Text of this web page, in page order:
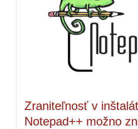
Zraniteľnosť v
Notepad++ možno